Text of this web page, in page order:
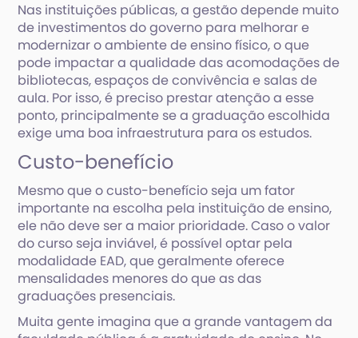
Nas instituições públicas, a gestão depende muito
de investimentos do governo para melhorar e
modernizar o ambiente de ensino físico, o que
pode impactar a qualidade das acomodações de
bibliotecas, espaços de convivência e salas de
aula. Por isso, é preciso prestar atenção a esse
ponto, principalmente se a graduação escolhida
exige uma boa infraestrutura para os estudos.
Custo-benefício
Mesmo que o custo-benefício seja um fator
importante na escolha pela instituição de ensino,
ele não deve ser a maior prioridade. Caso o valor
do curso seja inviável, é possível optar pela
modalidade EAD, que geralmente oferece
mensalidades menores do que as das
graduações presenciais.
Muita gente imagina que a grande vantagem da